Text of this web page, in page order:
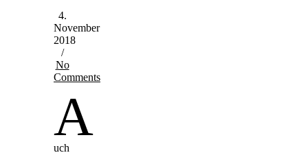
4.
November
2018
/
No
Comments
A
uch